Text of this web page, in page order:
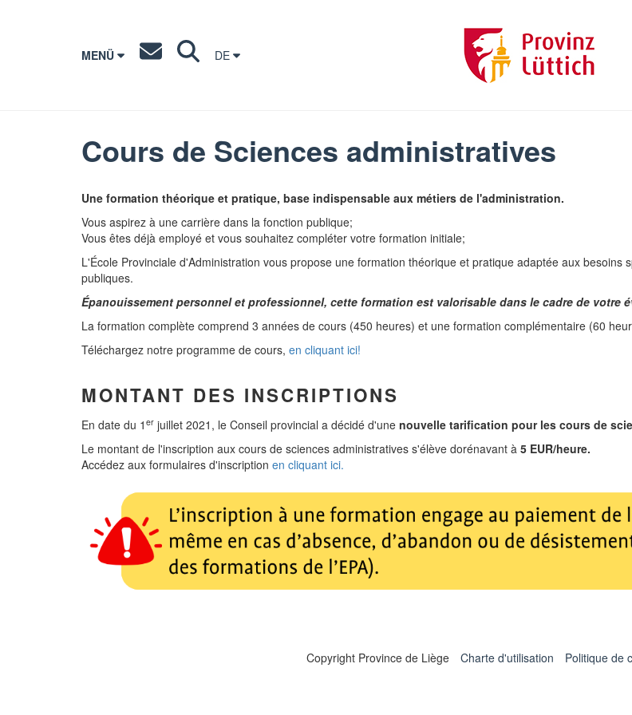
MENÜ DE
Cours de Sciences administratives
Une formation théorique et pratique, base indispensable aux métiers de l'administration.
Vous aspirez à une carrière dans la fonction publique;
Vous êtes déjà employé et vous souhaitez compléter votre formation initiale;
L'École Provinciale d'Administration vous propose une formation théorique et pratique adaptée aux
publiques.
Épanouissement personnel et professionnel, cette formation est valorisable dans le cadre de votre
La formation complète comprend 3 années de cours (450 heures) et une formation complémentaire (60
Téléchargez notre programme de cours, en cliquant ici!
MONTANT DES INSCRIPTIONS
En date du 1 er juillet 2021, le Conseil provincial a décidé d'une nouvelle tarification pour les cours de
Le montant de l'inscription aux cours de sciences administratives s'élève dorénavant à 5 EUR/heure.
Accédez aux formulaires d'inscription en cliquant ici.
Copyright Province de Liège Charte d'utilisation Politique de